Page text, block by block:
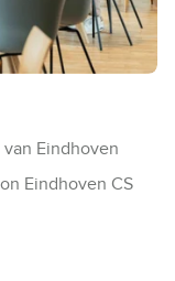
Eindhoven
Eindhoven CS